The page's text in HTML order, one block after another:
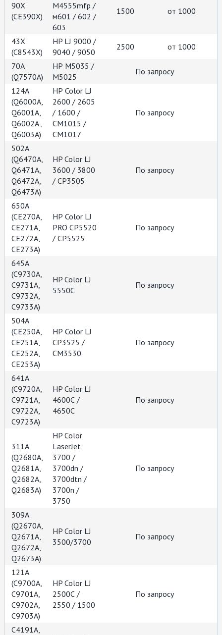
90X
(CE390X)
M4555mfp /
м601 / 602 /
603
1500 от 1000
43X
(С8543Х)
HP LJ 9000 /
9040 / 9050
2500
от 1000
70A
(Q7570А)
НР М5035 /
М5025
По запросу
124A
(Q6000A,
Q6001A,
Q6002A ,
Q6003A)
НР Color LJ
2600 / 2605
/ 1600 /
CM1015 /
CM1017
По запросу
502A
(Q6470A,
Q6471A,
Q6472A,
Q6473A)
HP Color LJ
3600 / 3800
/ CP3505
По запросу
650A
(СЕ270А,
СЕ271А,
СЕ272А,
СЕ273А)
НР Color LJ
PRO CP5520
/ CP5525
По запросу
645A
(С9730А,
С9731А,
С9732А,
С9733А)
HP Color LJ
5550С
По запросу
504A
(CE250A,
CE251A,
CE252A,
CE253A)
НР Color LJ
CP3525 /
CM3530
По запросу
641A
(С9720А,
С9721А,
С9722А,
С9723А)
HP Color LJ
4600С /
4650C
По запросу
311A
(Q2680A,
Q2681A,
Q2682A,
Q2683A)
HP Color
LaserJet
3700 /
3700dn /
3700dtn /
3700n /
3750
По запросу
309A
(Q2670A,
Q2671A,
Q2672A,
Q2673A)
HP Color LJ
3500/3700
По запросу
121A
(С9700А,
С9701А,
С9702А,
С9703А)
HP Color LJ
2500С /
2550 / 1500
По запросу
С4191A,